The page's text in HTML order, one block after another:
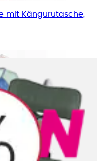
mit Kängurutasche,